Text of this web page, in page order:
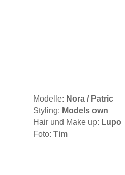
Modelle: Nora / Patric
Styling: Models own
Hair und Make up: Lupo
Foto: Tim